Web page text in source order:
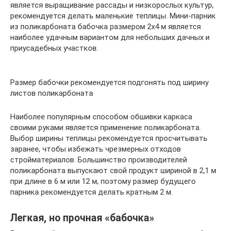
является выращивание рассады и низкорослых культур,
рекомендуется делать маленькие теплицы. Мини-парник
из поликарбоната бабочка размером 2х4 м является
наиболее удачным вариантом для небольших дачных и
приусадебных участков.
Размер бабочки рекомендуется подгонять под ширину
листов поликарбоната
Наиболее популярным способом обшивки каркаса
своими руками является применение поликарбоната.
Выбор ширины теплицы рекомендуется просчитывать
заранее, чтобы избежать чрезмерных отходов
стройматериалов. Большинство производителей
поликарбоната выпускают свой продукт шириной в 2,1 м
при длине в 6 м или 12 м, поэтому размер будущего
парника рекомендуется делать кратным 2 м.
Легкая, но прочная «бабочка»